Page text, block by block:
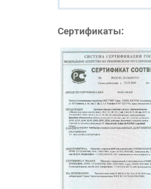
Сертификаты: